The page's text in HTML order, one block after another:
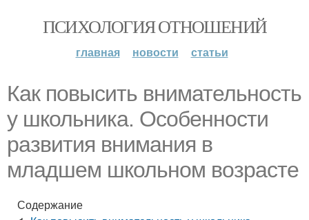
ПСИХОЛОГИЯ ОТНОШЕНИЙ
главная новости статьи
Как повысить внимательность
у школьника. Особенности
развития внимания в
младшем школьном возрасте
Содержание